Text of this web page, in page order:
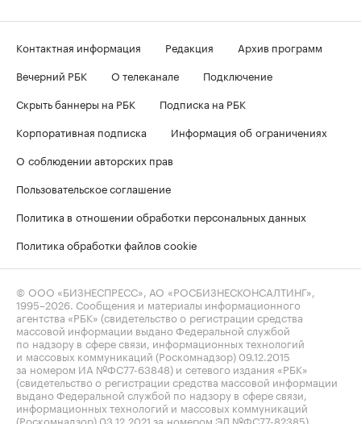
Контактная информация Редакция
Архив программ
Вечерний РБК
О телеканале
Подключение
Скрыть баннеры на РБК
Подписка на РБК
Корпоративная подписка
Информация об ограничениях
О соблюдении авторских прав
Пользовательское соглашение
Политика в отношении обработки персональных данных
Политика обработки файлов cookie
© ООО «БИЗНЕСПРЕСС», АО «РОСБИЗНЕСКОНСАЛТИНГ»,
1995–2026 . Сообщения и материалы информационного
агентства «РБК» (свидетельство о регистрации средства
массовой информации выдано Федеральной службой
по надзору в сфере связи, информационных технологий
и массовых коммуникаций (Роскомнадзор) 09.12.2015
за номером ИА №ФС77-63848) и сетевого издания «РБК»
(свидетельство о регистрации средства массовой информации
выдано Федеральной службой по надзору в сфере связи,
информационных технологий и массовых коммуникаций
(Роскомнадзор) 03.12.2021 за номером ЭЛ №ФС77-82385)